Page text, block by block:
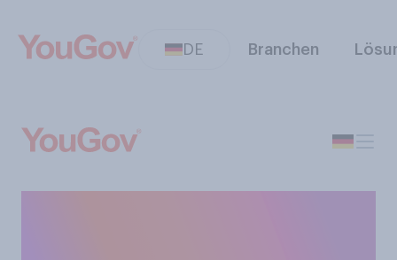
DE Branchen